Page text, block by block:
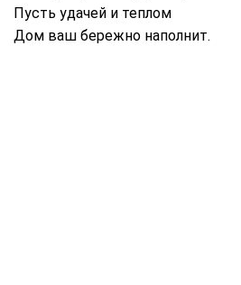
Пусть удачей и теплом
Дом ваш бережно наполнит.